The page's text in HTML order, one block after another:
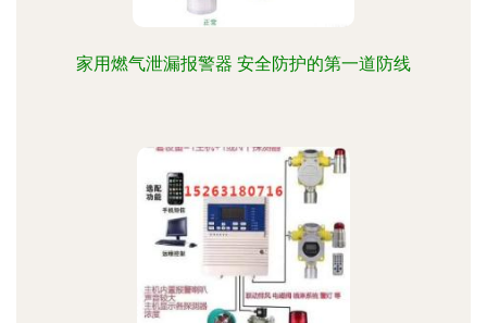
家用燃气泄漏报警器 安全防护的第一道防线